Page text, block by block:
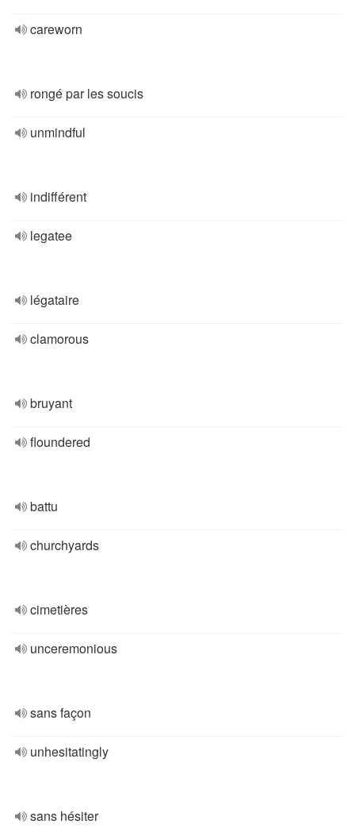
careworn
rongé par les soucis
unmindful
indifférent
legatee
légataire
clamorous
bruyant
floundered
battu
churchyards
cimetières
unceremonious
sans façon
unhesitatingly
sans hésiter